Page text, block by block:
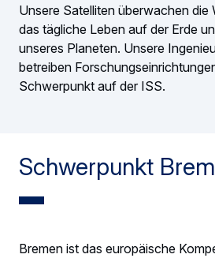
Unsere Satelliten überwachen die
das tägliche Leben auf der Erde
unseres Planeten. Unsere
betreiben
Schwerpunkt auf der ISS.
Schwerpunkt
Bremen ist das europäische